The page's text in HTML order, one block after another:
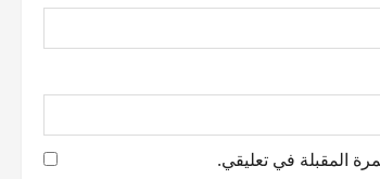
المقبلة في تعليقي.